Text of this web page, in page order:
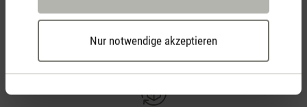
Nur notwendige akzeptieren
Kostenloser Versand
ab € 50